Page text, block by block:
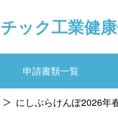
ック工業健
申請書類一覧
にしぷらけんぽ2026年